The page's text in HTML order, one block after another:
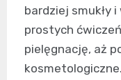
bardziej smukły
prostych
pielęgnację, aż
kosmetologiczne.